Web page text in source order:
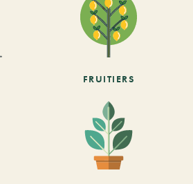
FRUITIERS